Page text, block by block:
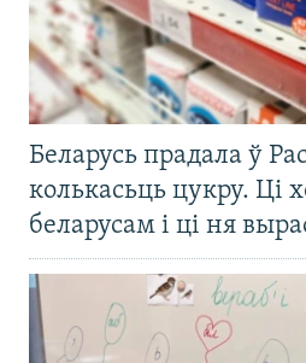
Беларусь прадала ў
колькасьць цукру. Ці
беларусам і ці ня